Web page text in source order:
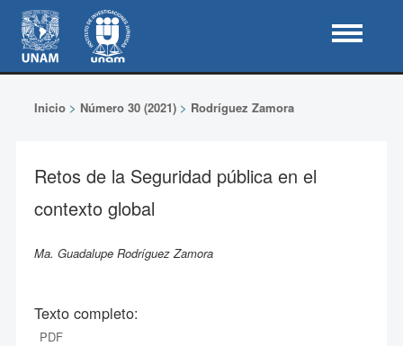
Inicio> Número 30 (2021)> Rodríguez Zamora
Retos de la Seguridad pública en el
contexto global
Ma. Guadalupe Rodríguez Zamora
Texto completo:
PDF